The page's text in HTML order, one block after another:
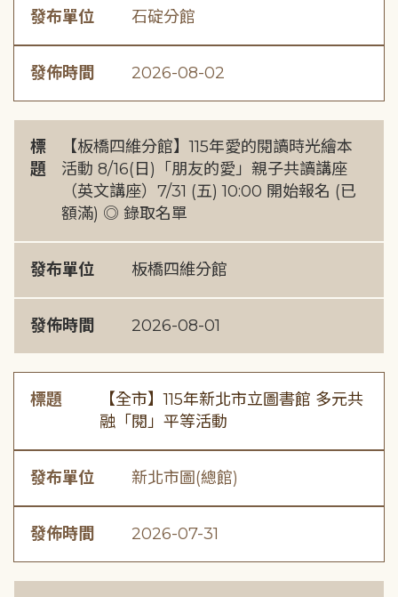
發布單位 石碇分館
發佈時間 2026-08-02
標
題
【板橋四維分館】115年愛的閱讀時光繪本
活動 8/16(日)「朋友的愛」親子共讀講座
（英文講座）7/31 (五) 10:00 開始報名 (已
額滿) ◎ 錄取名單
發布單位 板橋四維分館
發佈時間 2026-08-01
標題
【全市】115年新北市立圖書館 多元共
融「閱」平等活動
發布單位 新北市圖(總館)
發佈時間 2026-07-31